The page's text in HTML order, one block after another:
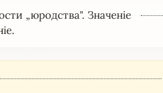
„юродcтва". Значеніе